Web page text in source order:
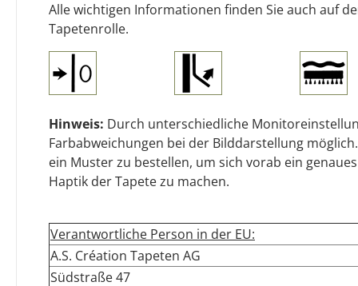
Alle wichtigen Informationen finden Sie auch auf
Tapetenrolle.
Hinweis: Durch unterschiedliche
Farbabweichungen bei der Bilddarstellung
ein Muster zu bestellen, um sich vorab ein
Haptik der Tapete zu machen.
Verantwortliche Person in der EU:
A.S. Création Tapeten AG
Südstraße 47